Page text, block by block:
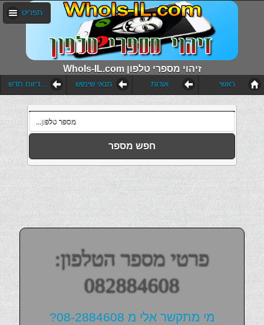
WhoIs-IL.com זיהוי מספרי טלפון
תפריט
הוסף דיווח חדש תנאי שימוש אודות ראשי
חפש מספר
פרטי מספר הטלפון:
082884608
מי מתקשר אלי מ 08-2884608?